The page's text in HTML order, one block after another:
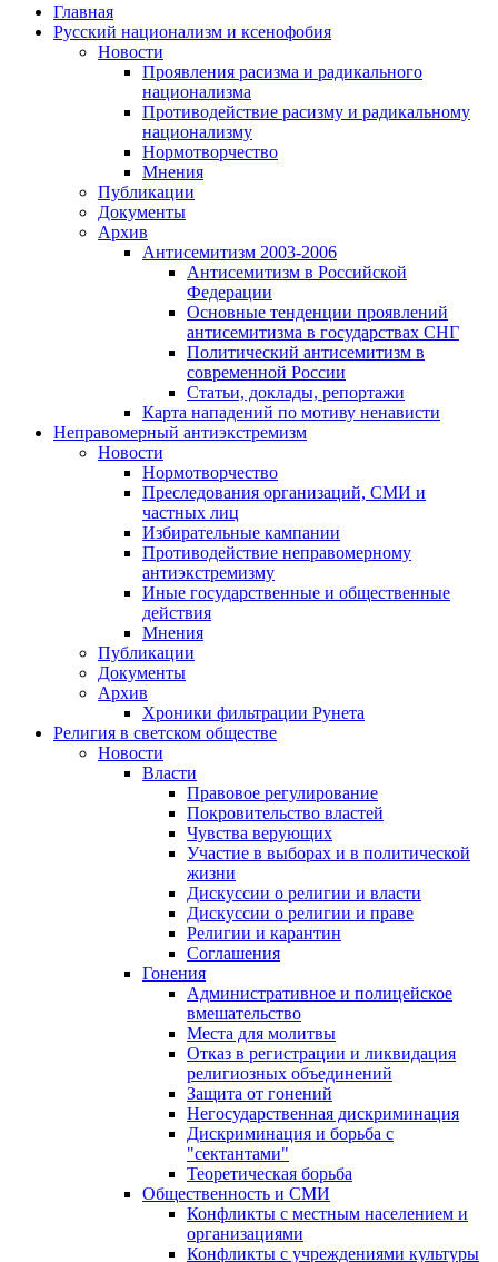
Главная
Русский национализм и ксенофобия
Новости
Проявления расизма и радикального
национализма
Противодействие расизму и радикальному
национализму
Нормотворчество
Мнения
Публикации
Документы
Архив
Антисемитизм 2003-2006
Антисемитизм в Российской
Федерации
Основные тенденции проявлений
антисемитизма в государствах СНГ
Политический антисемитизм в
современной России
Статьи, доклады, репортажи
Карта нападений по мотиву ненависти
Неправомерный антиэкстремизм
Новости
Нормотворчество
Преследования организаций, СМИ и
частных лиц
Избирательные кампании
Противодействие неправомерному
антиэкстремизму
Иные государственные и общественные
действия
Мнения
Публикации
Документы
Архив
Хроники фильтрации Рунета
Религия в светском обществе
Новости
Власти
Правовое регулирование
Покровительство властей
Чувства верующих
Участие в выборах и в политической
жизни
Дискуссии о религии и власти
Дискуссии о религии и праве
Религии и карантин
Соглашения
Гонения
Административное и полицейское
вмешательство
Места для молитвы
Отказ в регистрации и ликвидация
религиозных объединений
Защита от гонений
Негосударственная дискриминация
Дискриминация и борьба с
"сектантами"
Теоретическая борьба
Общественность и СМИ
Конфликты с местным населением и
организациями
Конфликты с учреждениями культуры